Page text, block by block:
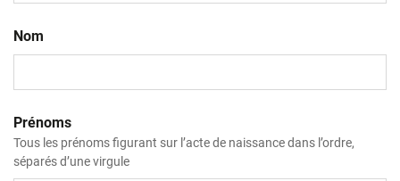
Nom
Prénoms
Tous les prénoms figurant sur l’acte de naissance dans l’ordre,
séparés d’une virgule